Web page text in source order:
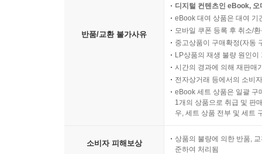
반품/교환 불가사유
디지털 컨텐츠인 eBook,
eBook 대여 상품은 대여 기
모바일 쿠폰 등록 후 취소/
중고상품이 구매확정(자동
LP상품의 재생 불량 원인
시간의 경과에 의해 재판매
전자상거래 등에서의 소비
eBook 세트 상품은 일괄 구
1개의 상품으로 취급 및 판
우, 세트 상품 전부 및 세트
소비자 피해보상
상품의 불량에 의한 반품,
준하여 처리됨